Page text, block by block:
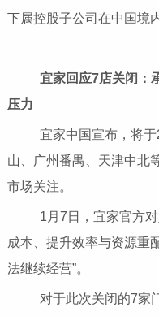
下属控股子公司在中国境
宜家回应7店关闭：
压力
宜家中国宣布，将于
山、广州番禺、天津中北
市场关注。
1月7日，宜家官方对
成本、提升效率与资源重
法继续经营”。
对于此次关闭的7家门